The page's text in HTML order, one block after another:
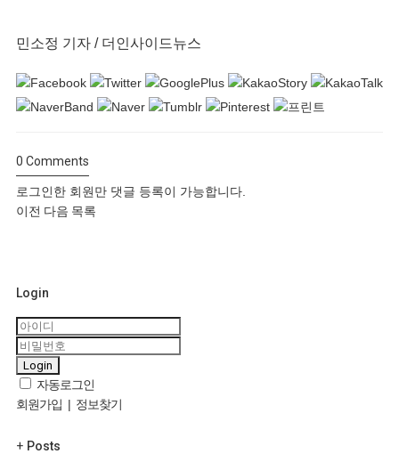
민소정 기자 / 더인사이드뉴스
0 Comments
로그인한 회원만 댓글 등록이 가능합니다.
이전 다음 목록
Login
Login
자동로그인
회원가입 | 정보찾기
+ Posts